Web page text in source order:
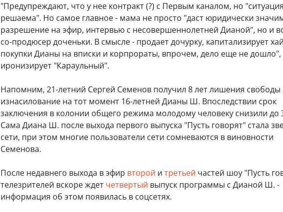
"Предупреждают, что у нее контракт (?) с Первым каналом, но "ситуация
решаема". Но самое главное - мама не просто "даст юридически
разрешение на эфир, интервью с несовершеннолетней Дианой", но и
со-продюсер доченьки. В смысле - продает дочурку, капитализирует
покупки Дианы на вписки и корпрораты, впрочем, дело еще не дошло",
иронизирует "Караульный".
Напомним, 21-летний Сергей Семенов получил 8 лет лишения свободы
изнасилование на тот момент 16-летней Дианы Ш. Впоследствии срок
заключения в колонии общего режима молодому человеку снизили до
Сама Диана Ш. после выхода первого выпуска "Пусть говорят" стала
сети, при этом многие пользователи сети сомневаются в виновности
Семенова.
После недавнего выхода в эфир второй и третьей частей шоу "Пусть
телезрителей вскоре ждет четвертый выпуск программы с Дианой Ш. -
информация об этом появилась в соцсетях.